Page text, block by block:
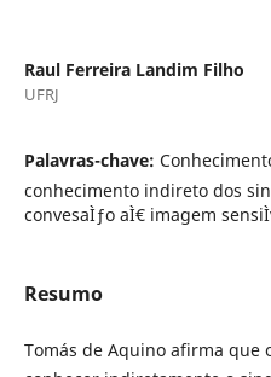
Raul Ferreira Landim Filho
UFRJ
Palavras-chave:
conhecimento indireto dos
convesaÌƒo aÌ€ imagem
Resumo
Tomás de Aquino afirma que